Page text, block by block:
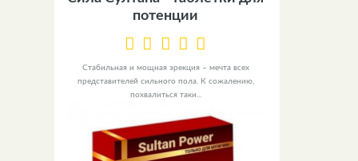
потенции
Стабильная и мощная эрекция – мечта всех
представителей сильного пола. К сожалению,
похвалиться таки...